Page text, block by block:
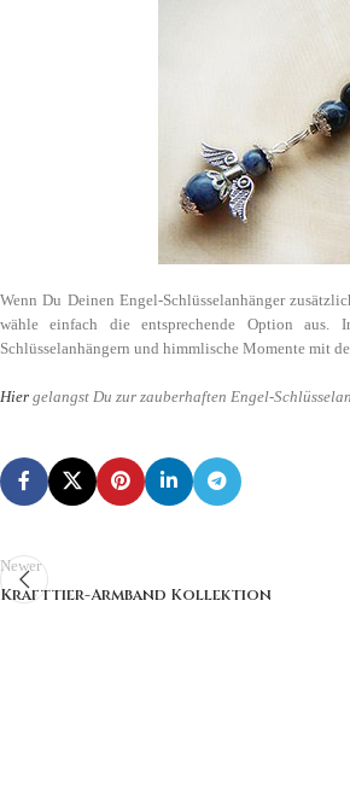
Wenn Du Deinen Engel-Schlüsselanhänger
wähle einfach die entsprechende Option
Schlüsselanhängern und himmlische Momente mit
Hier gelangst Du zur zauberhaften Engel-
Newer
Krafttier-Armband Kollektion